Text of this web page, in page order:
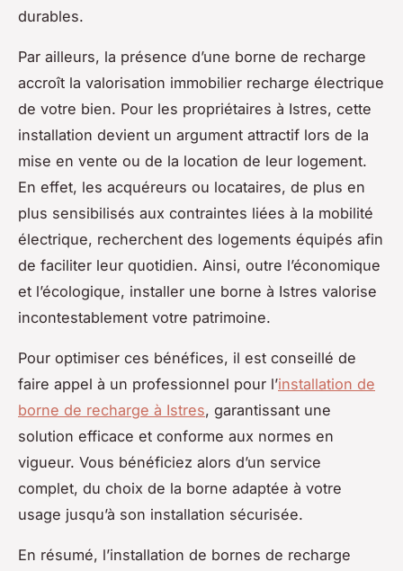
durables.
Par ailleurs, la présence d’une borne de recharge
accroît la valorisation immobilier recharge électrique
de votre bien. Pour les propriétaires à Istres, cette
installation devient un argument attractif lors de la
mise en vente ou de la location de leur logement.
En effet, les acquéreurs ou locataires, de plus en
plus sensibilisés aux contraintes liées à la mobilité
électrique, recherchent des logements équipés afin
de faciliter leur quotidien. Ainsi, outre l’économique
et l’écologique, installer une borne à Istres valorise
incontestablement votre patrimoine.
Pour optimiser ces bénéfices, il est conseillé de
faire appel à un professionnel pour l’installation de
borne de recharge à Istres, garantissant une
solution efficace et conforme aux normes en
vigueur. Vous bénéficiez alors d’un service
complet, du choix de la borne adaptée à votre
usage jusqu’à son installation sécurisée.
En résumé, l’installation de bornes de recharge